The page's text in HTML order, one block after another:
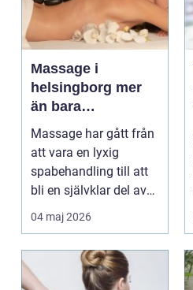
Massage i
helsingborg mer
än bara
avkoppling
Massage har gått från
att vara en lyxig
spabehandling till att
bli en självklar del av
mångas vardag...
04 maj 2026